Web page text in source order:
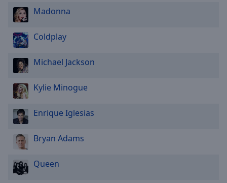
Madonna
Coldplay
Michael Jackson
Kylie Minogue
Enrique Iglesias
Bryan Adams
Queen